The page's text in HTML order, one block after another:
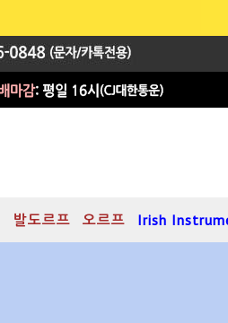
발도르프 오르프 Irish